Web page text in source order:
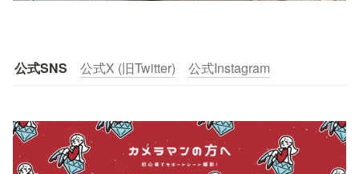
公式SNS 公式X (旧Twitter) 公式Instagram